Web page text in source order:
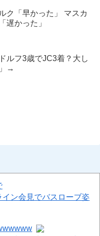
ク「早かった」 マスカ
遅かった」
ルフ3歳でJC3着？大し
→
ン会見でバスローブ姿